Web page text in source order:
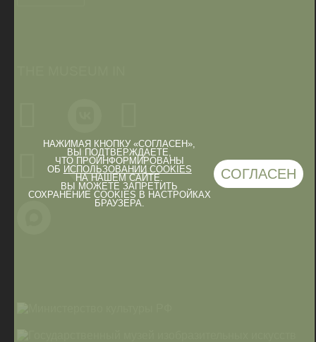
НАЖИМАЯ КНОПКУ «СОГЛАСЕН»,
ВЫ ПОДТВЕРЖДАЕТЕ,
ЧТО ПРОИНФОРМИРОВАНЫ
ОБ ИСПОЛЬЗОВАНИИ COOKIES
НА НАШЕМ САЙТЕ.
ВЫ МОЖЕТЕ ЗАПРЕТИТЬ
СОХРАНЕНИЕ COOKIES В НАСТРОЙКАХ
БРАУЗЕРА.
СОГЛАСЕН